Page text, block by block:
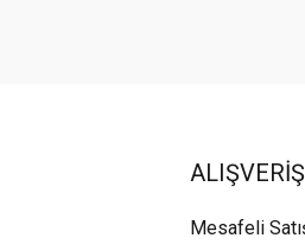
ALIŞVERİŞ
Mesafeli